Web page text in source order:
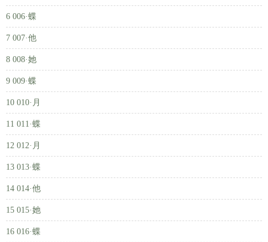
6 006·蝶
7 007·他
8 008·她
9 009·蝶
10 010·月
11 011·蝶
12 012·月
13 013·蝶
14 014·他
15 015·她
16 016·蝶